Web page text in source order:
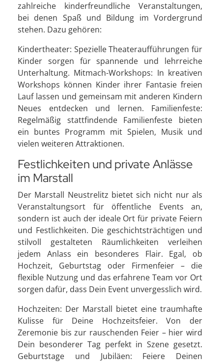
zahlreiche kinderfreundliche Veranstaltungen,
bei denen Spaß und Bildung im Vordergrund
stehen. Dazu gehören:
Kindertheater: Spezielle Theateraufführungen für
Kinder sorgen für spannende und lehrreiche
Unterhaltung. Mitmach-Workshops: In kreativen
Workshops können Kinder ihrer Fantasie freien
Lauf lassen und gemeinsam mit anderen Kindern
Neues entdecken und lernen. Familienfeste:
Regelmäßig stattfindende Familienfeste bieten
ein buntes Programm mit Spielen, Musik und
vielen weiteren Attraktionen.
Festlichkeiten und private Anlässe
im Marstall
Der Marstall Neustrelitz bietet sich nicht nur als
Veranstaltungsort für öffentliche Events an,
sondern ist auch der ideale Ort für private Feiern
und Festlichkeiten. Die geschichtsträchtigen und
stilvoll gestalteten Räumlichkeiten verleihen
jedem Anlass ein besonderes Flair. Egal, ob
Hochzeit, Geburtstag oder Firmenfeier – die
flexible Nutzung und das erfahrene Team vor Ort
sorgen dafür, dass Dein Event unvergesslich wird.
Hochzeiten: Der Marstall bietet eine traumhafte
Kulisse für Deine Hochzeitsfeier. Von der
Zeremonie bis zur rauschenden Feier – hier wird
Dein besonderer Tag perfekt in Szene gesetzt.
Geburtstage und Jubiläen: Feiere Deinen